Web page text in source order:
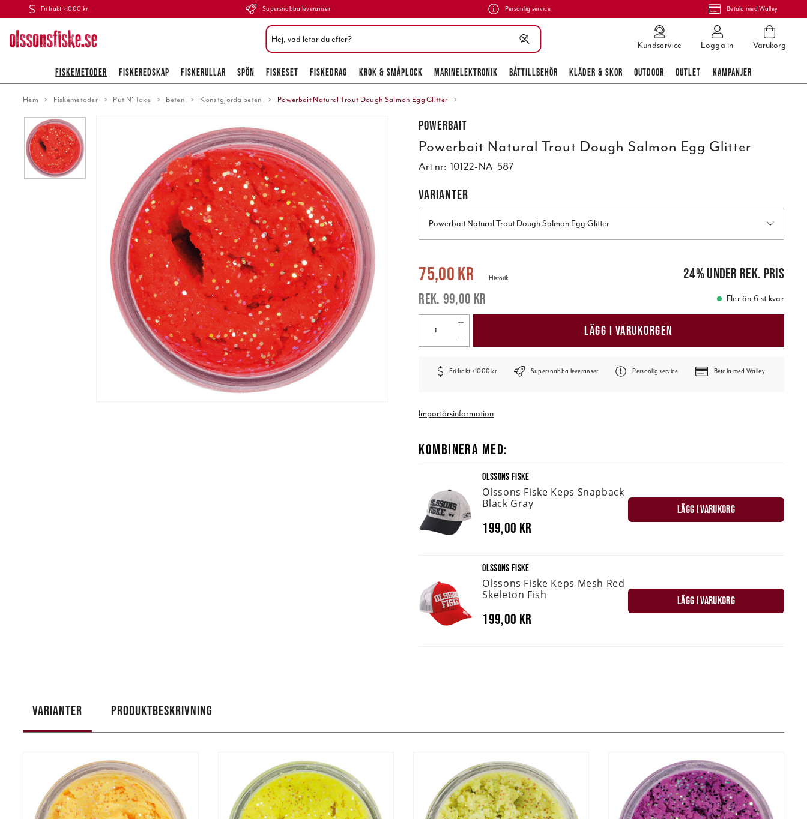
Fri frakt >1000 kr Supersnabba leveranser Personlig service Betala med Walley
Kundservice Logga in Varukorg
FISKEMETODER FISKEREDSKAP FISKERULLAR SPÖN FISKESET FISKEDRAG KROK & SMÅPLOCK MARINELEKTRONIK BÅTTILLBEHÖR KLÄDER & SKOR OUTDOOR OUTLET KAMPANJER
Hem Fiskemetoder Put N' Take Beten Konstgjorda beten Powerbait Natural Trout Dough Salmon Egg Glitter
Powerbait
Powerbait Natural Trout Dough Salmon Egg Glitter
Art nr: 10122-NA_587
VARIANTER
Powerbait Natural Trout Dough Salmon Egg Glitter
Nuvarande pris:
75,00 kr
99,00 kr
Historik 24%under rek. pris
Fler än 6 st kvar
LÄGG I VARUKORGEN
Fri frakt >1000 kr Supersnabba leveranser Personlig service Betala med Walley
Importörsinformation
KOMBINERA MED:
OLSSONS FISKE
Olssons Fiske Keps Snapback
Black Gray
199,00 kr
LÄGG I VARUKORG
OLSSONS FISKE
Olssons Fiske Keps Mesh Red
Skeleton Fish
199,00 kr
LÄGG I VARUKORG
VARIANTER PRODUKTBESKRIVNING